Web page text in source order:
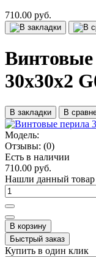
710.00 руб.
Винтовые
30х30х2
В закладки В
Модель:
Отзывы: (0)
Есть в наличии
710.00 руб.
Нашли данный товар
В корзину
Быстрый заказ
Купить в один клик